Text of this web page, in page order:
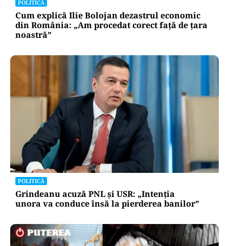
POLITICĂ
Cum explică Ilie Bolojan dezastrul economic
din România: „Am procedat corect față de țara
noastră”
POLITICĂ
Grindeanu acuză PNL și USR: „Intenția
unora va conduce însă la pierderea banilor”